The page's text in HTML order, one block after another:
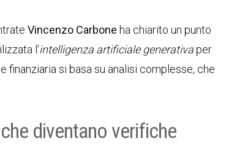
Vincenzo Carbone ha chiarito un punto
l’intelligenza artificiale generativaper
finanziaria si basa su analisi complesse, che
diventano verifiche